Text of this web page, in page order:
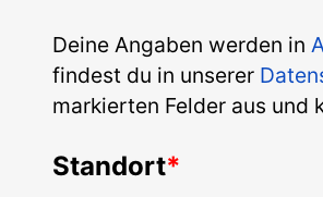
Deine Angaben werden in
findest du in unserer
markierten Felder aus und
Standort